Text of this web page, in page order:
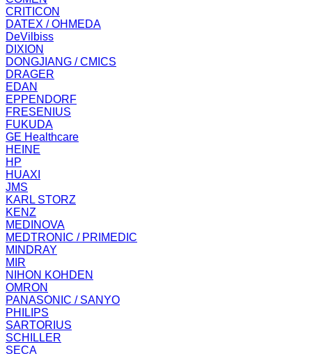
CRITICON
DATEX / OHMEDA
DeVilbiss
DIXION
DONGJIANG / CMICS
DRAGER
EDAN
EPPENDORF
FRESENIUS
FUKUDA
GE Healthcare
HEINE
HP
HUAXI
JMS
KARL STORZ
KENZ
MEDINOVA
MEDTRONIC / PRIMEDIC
MINDRAY
MIR
NIHON KOHDEN
OMRON
PANASONIC / SANYO
PHILIPS
SARTORIUS
SCHILLER
SECA